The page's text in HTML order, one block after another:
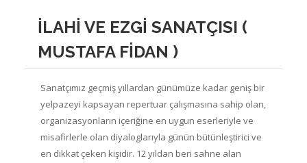
İLAHİ VE EZGİ SANATÇISI (
MUSTAFA FİDAN )
Sanatçımız geçmiş yıllardan günümüze kadar geniş bir
yelpazeyi kapsayan repertuar çalışmasına sahip olan,
organizasyonların içeriğine en uygun eserleriyle ve
misafirlerle olan diyaloglarıyla günün bütünleştirici ve
en dikkat çeken kişidir. 12 yıldan beri sahne alan